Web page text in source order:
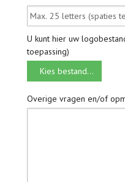
U kunt hier uw
toepassing)
Kies bestand...
Overige vragen en/of